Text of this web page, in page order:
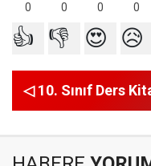
0 0 0 0
👍 👎 😍 😥
◁ 10. Sınıf Ders